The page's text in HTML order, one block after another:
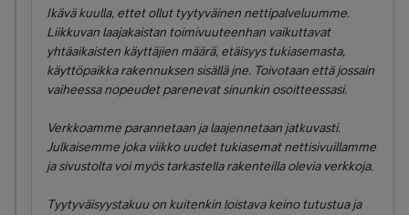
Ikävä kuulla, ettet ollut tyytyväinen nettipalveluumme.
Liikkuvan laajakaistan toimivuuteenhan vaikuttavat
yhtäaikaisten käyttäjien määrä, etäisyys tukiasemasta,
käyttöpaikka rakennuksen sisällä jne. Toivotaan että jossain
vaiheessa nopeudet parenevat sinunkin osoitteessasi.
Verkkoamme parannetaan ja laajennetaan jatkuvasti.
Julkaisemme joka viikko uudet tukiasemat nettisivuillamme
ja sivustolta voi myös tarkastella rakenteilla olevia verkkoja.
Tyytyväisyystakuu on kuitenkin loistava keino tutustua ja